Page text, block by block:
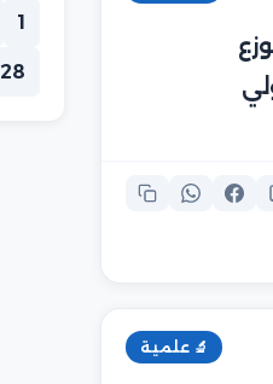
🔬 علمية
1
28